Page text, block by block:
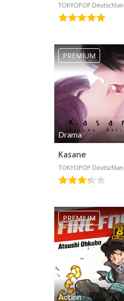
Demcurse
2020-04-09
17:02
TOKYOPOP
PREMIUM
Drama
Kasane
TOKYOPOP
PREMIUM
Action